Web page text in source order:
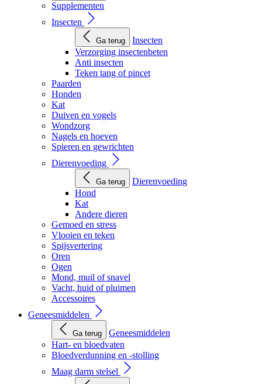
Supplementen
Insecten
Ga terug
Insecten
Verzorging insectenbeten
Anti insecten
Teken tang of pincet
Paarden
Honden
Kat
Duiven en vogels
Wondzorg
Nagels en hoeven
Spieren en gewrichten
Dierenvoeding
Ga terug
Dierenvoeding
Hond
Kat
Andere dieren
Gemoed en stress
Vlooien en teken
Spijsvertering
Oren
Ogen
Mond, muil of snavel
Vacht, huid of pluimen
Accessoires
Geneesmiddelen
Ga terug
Geneesmiddelen
Hart- en bloedvaten
Bloedverdunning en -stolling
Maag darm stelsel